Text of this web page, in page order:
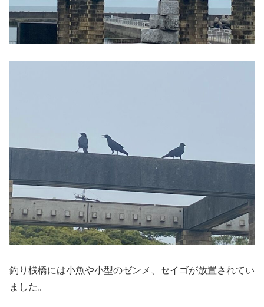
釣り桟橋には小魚や小型のゼンメ、セイゴが放置されてい
ました。